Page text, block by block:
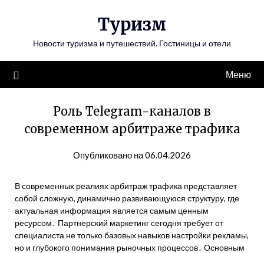
Туризм
Новости туризма и путешествий. Гостиницы и отели
Меню
Роль Telegram-каналов в
современном арбитраже трафика
Опубликовано на 06.04.2026
В современных реалиях арбитраж трафика представляет
собой сложную, динамично развивающуюся структуру, где
актуальная информация является самым ценным
ресурсом․ Партнерский маркетинг сегодня требует от
специалиста не только базовых навыков настройки рекламы,
но и глубокого понимания рыночных процессов․ Основным